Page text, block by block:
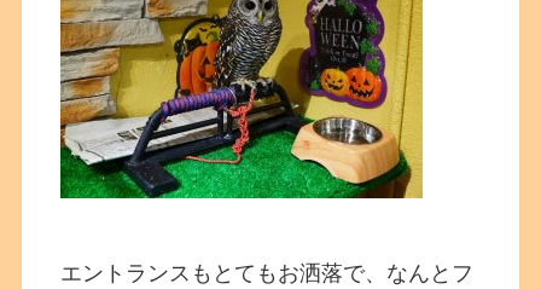
エントランスもとてもお洒落で、なんとフ